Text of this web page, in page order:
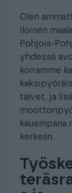
Olen
iloinen
Pohjois-
yhdessä
koiramme
talvet, ja
kauempana
kerkeän.